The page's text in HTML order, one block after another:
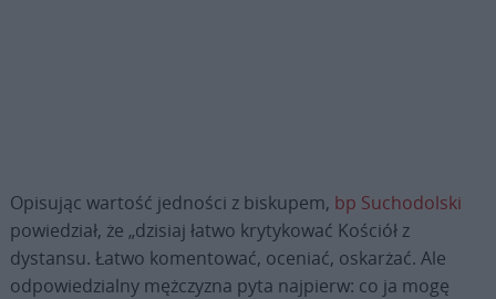
Opisując wartość jedności z biskupem, bp Suchodolski
powiedział, że „dzisiaj łatwo krytykować Kościół z
dystansu. Łatwo komentować, oceniać, oskarżać. Ale
odpowiedzialny mężczyzna pyta najpierw: co ja mogę